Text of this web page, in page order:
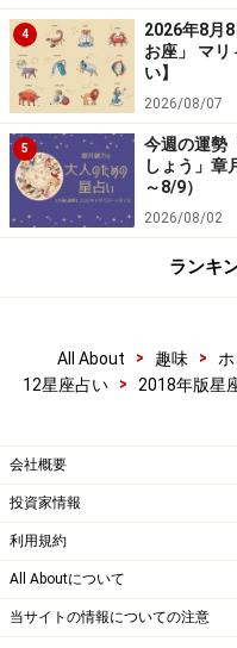
◇かに座（6月22
思いがけない可能性の
としていることは、ま
ないことなので、みん
す。幸運の波は前触れ
け、マメに経過を記録
く、再現が出来ない可
上を目指せば、国際的
4
2026年8月
お座」 マ
い】
2026/08/07
5
今週の運勢
しょう」章
～8/9）
2026/08/02
ランキ
All About > 趣味 >
12星座占い
> 2018年版星
会社概要
投資家情報
利用規約
All Aboutについて
当サイトの情報についての注意